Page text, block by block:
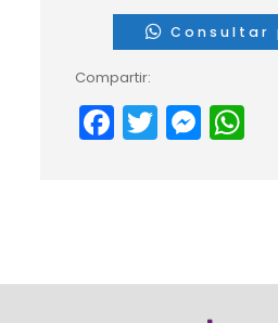
Consultar
Compartir:
Facebook
Twitter